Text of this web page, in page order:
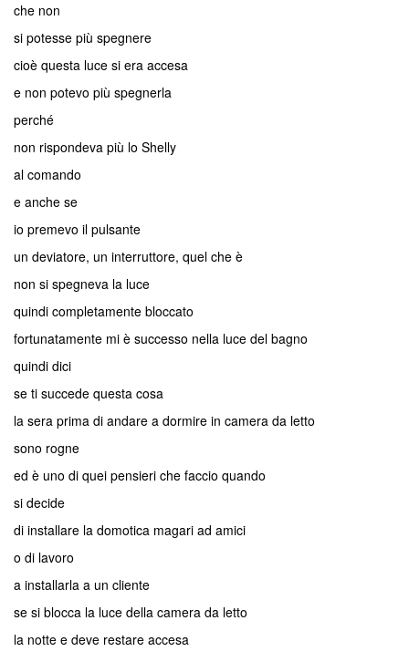
che non
si potesse più spegnere
cioè questa luce si era accesa
e non potevo più spegnerla
perché
non rispondeva più lo Shelly
al comando
e anche se
io premevo il pulsante
un deviatore, un interruttore, quel che è
non si spegneva la luce
quindi completamente bloccato
fortunatamente mi è successo nella luce del bagno
quindi dici
se ti succede questa cosa
la sera prima di andare a dormire in camera da letto
sono rogne
ed è uno di quei pensieri che faccio quando
si decide
di installare la domotica magari ad amici
o di lavoro
a installarla a un cliente
se si blocca la luce della camera da letto
la notte e deve restare accesa